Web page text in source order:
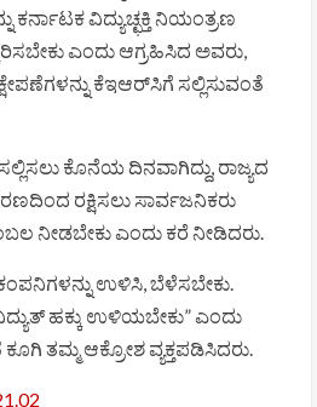
ವಿದ್ಯುಚ್ಛಕ್ತಿ ನಿಯಂತ್ರಣ
ಎಂದು ಆಗ್ರಹಿಸಿದ ಅವರು,
ಕೆಇಆರ್‌ಸಿಗೆ ಸಲ್ಲಿಸುವಂತೆ
ಕೊನೆಯ ದಿನವಾಗಿದ್ದು, ರಾಜ್ಯದ
ರಕ್ಷಿಸಲು ಸಾರ್ವಜನಿಕರು
ನೀಡಬೇಕು ಎಂದು ಕರೆ ನೀಡಿದರು.
ಉಳಿಸಿ, ಬೆಳೆಸಬೇಕು.
ಹಕ್ಕು ಉಳಿಯಬೇಕು” ಎಂದು
ತಮ್ಮ ಆಕ್ರೋಶ ವ್ಯಕ್ತಪಡಿಸಿದರು.